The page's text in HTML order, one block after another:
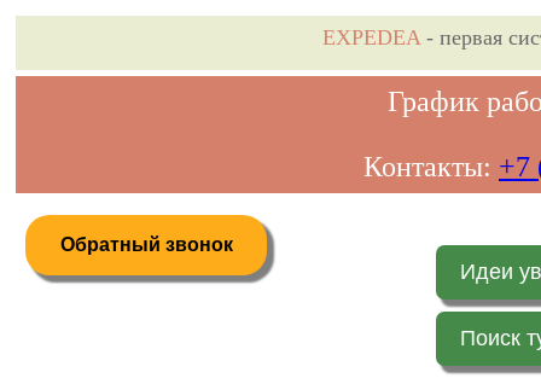
EXPEDEA- первая
График
Контакты: +7
Обратный звонок
Идеи
Поиск